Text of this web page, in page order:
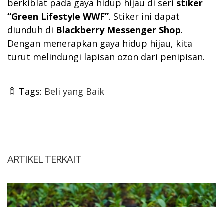
berkiblat pada gaya hidup hijau di seri stiker
“Green Lifestyle WWF”. Stiker ini dapat
diunduh di Blackberry Messenger Shop.
Dengan menerapkan gaya hidup hijau, kita
turut melindungi lapisan ozon dari penipisan.
Tags: Beli yang Baik
ARTIKEL TERKAIT